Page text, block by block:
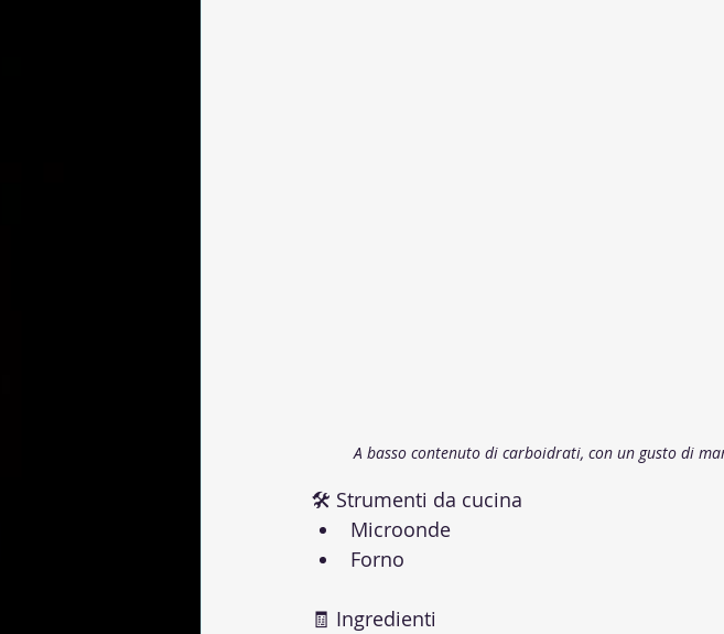
A basso contenuto di carboidrati, con un gusto di
🛠 Strumenti da cucina
Microonde
Forno
🧾 Ingredienti